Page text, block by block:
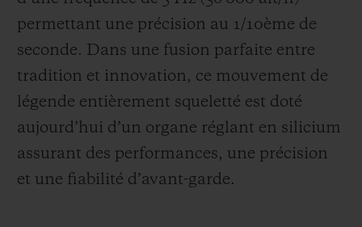
permettant une précision au 1/10ème de
seconde. Dans une fusion parfaite entre
tradition et innovation, ce mouvement de
légende entièrement squeletté est doté
aujourd’hui d’un organe réglant en silicium
assurant des performances, une précision
et une fiabilité d’avant-garde.